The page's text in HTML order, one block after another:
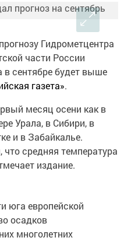
Гидрометцентра
части России
в сентябре будет выше
газета».
месяц осени как в
Урала, в Сибири, в
и в Забайкалье.
средняя температура
издание.
юга европейской
осадков
многолетних